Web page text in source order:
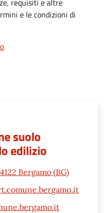
e le condizioni di
suolo
edilizio
Bergamo (BG)